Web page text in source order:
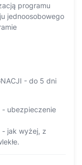
programu
jednoosobowego
- do 5 dni
- ubezpieczenie
- jak wyżej, z